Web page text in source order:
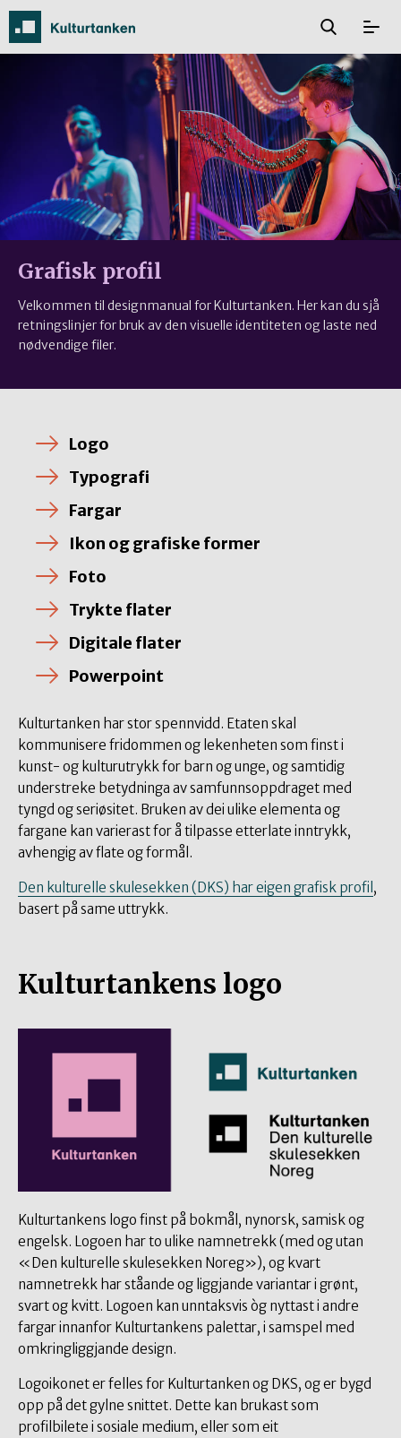
Grafisk profil
Velkommen til designmanual for Kulturtanken. Her kan du sjå
retningslinjer for bruk av den visuelle identiteten og laste ned
nødvendige filer.
Logo
Typografi
Fargar
Ikon og grafiske former
Foto
Trykte flater
Digitale flater
Powerpoint
Kulturtanken har stor spennvidd. Etaten skal
kommunisere fridommen og lekenheten som finst i
kunst- og kulturutrykk for barn og unge, og samtidig
understreke betydninga av samfunnsoppdraget med
tyngd og seriøsitet. Bruken av dei ulike elementa og
fargane kan varierast for å tilpasse etterlate inntrykk,
avhengig av flate og formål.
Den kulturelle skulesekken (DKS) har eigen grafisk profil ,
basert på same uttrykk.
Kulturtankens logo
Kulturtankens logo finst på bokmål, nynorsk, samisk og
engelsk. Logoen har to ulike namnetrekk (med og utan
«Den kulturelle skulesekken Noreg»), og kvart
namnetrekk har ståande og liggjande variantar i grønt,
svart og kvitt. Logoen kan unntaksvis òg nyttast i andre
fargar innanfor Kulturtankens palettar, i samspel med
omkringliggjande design.
Logoikonet er felles for Kulturtanken og DKS, og er bygd
opp på det gylne snittet. Dette kan brukast som
profilbilete i sosiale medium, eller som eit